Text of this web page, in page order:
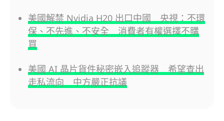
美國解禁 Nvidia H20 出口中國 央視：不環
保、不先進、不安全 消費者有權選擇不購
買
美國 AI 晶片貨件秘密嵌入追蹤器 希望查出
走私流向 中方嚴正抗議